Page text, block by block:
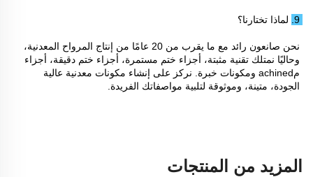
9. لماذا تختارنا؟
الجودة، متينة، وموثوقة لتلبية مواصفاتك الفريدة.
المزيد من المنتجات